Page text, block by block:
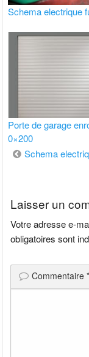
Schema electrique
Porte de garage
0×200
Navigation
Schema
Laisser un
Votre adresse e-
obligatoires sont
Commentaire*